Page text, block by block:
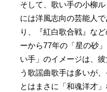
そして、歌い手の小柳
には洋風志向の芸能人
り、『紅白歌合戦』な
ーから77年の「星の砂
い手」のイメージは、
う歌謡曲歌手は多いが
とはまさに「和魂洋才